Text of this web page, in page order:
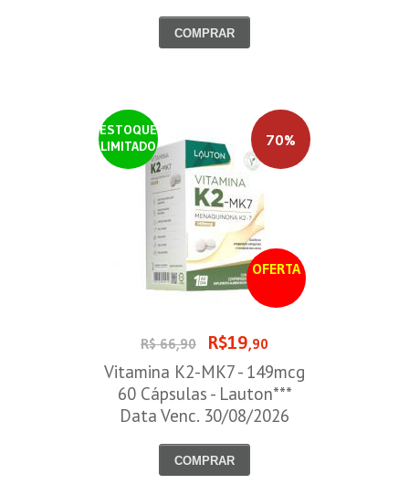
COMPRAR
ESTOQUE
LIMITADO
OFERTA
70%
R$ 66,90 R$19,90
Vitamina K2-MK7 - 149mcg
60 Cápsulas - Lauton***
Data Venc. 30/08/2026
COMPRAR